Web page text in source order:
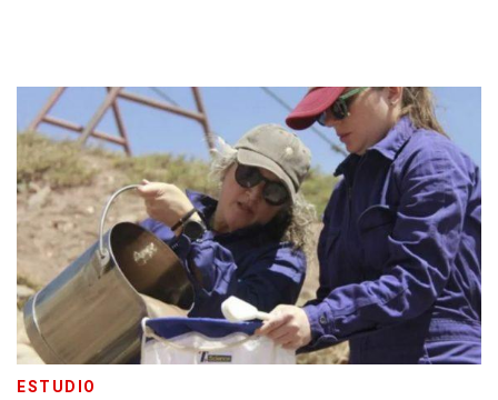
ESTUDIO